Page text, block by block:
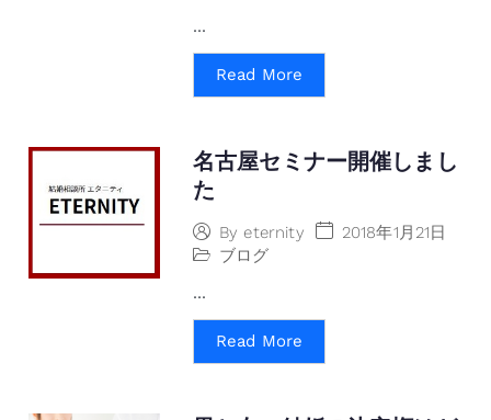
...
Read More
名古屋セミナー開催しまし
た
By eternity
2018年1月21日
ブログ
...
Read More